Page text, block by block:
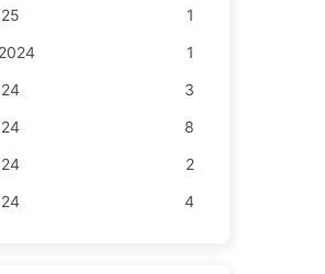
1
1
3
8
2
4